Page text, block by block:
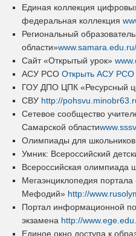
Единая коллекция
федеральная коллекция
Региональный
области»
Сайт «Открытый урок»
АСУ РСО Открыть АСУ РСО
ГОУ ДПО ЦПК «Ресурсный
СВУ http://
Сетевое сообщество
Самарской области
Олимпиады для
Умник: Всероссийский
Всероссийская олимпиада
Мегаэнциклопедия портала
Мефодий» http://
Портал информационной
экзамена http://
Единое окно доступа к